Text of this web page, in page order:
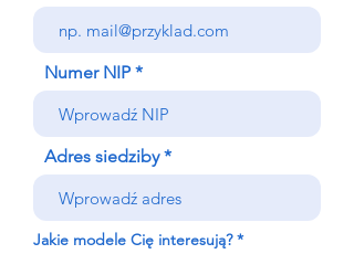
Numer NIP
Adres siedziby
Jakie modele Cię interesują? *W